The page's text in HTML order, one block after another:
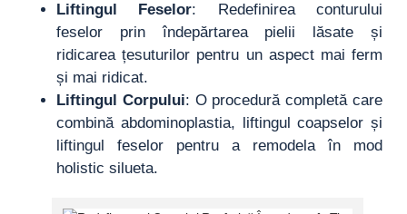
Liftingul Feselor: Redefinirea conturului
feselor prin îndepărtarea pielii lăsate și
ridicarea țesuturilor pentru un aspect mai ferm
și mai ridicat.
Liftingul Corpului: O procedură completă care
combină abdominoplastia, liftingul coapselor și
liftingul feselor pentru a remodela în mod
holistic silueta.